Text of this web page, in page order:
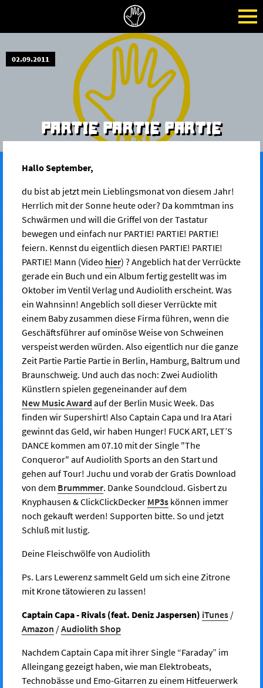
02.09.2011
PARTIE PARTIE PARTIE
Hallo September,
du bist ab jetzt mein Lieblingsmonat von diesem Jahr!
Herrlich mit der Sonne heute oder? Da kommtman ins
Schwärmen und will die Griffel von der Tastatur
bewegen und einfach nur PARTIE! PARTIE! PARTIE!
feiern. Kennst du eigentlich diesen PARTIE! PARTIE!
PARTIE! Mann (Video hier) ? Angeblich hat der Verrückte
gerade ein Buch und ein Album fertig gestellt was im
Oktober im Ventil Verlag und Audiolith erscheint. Was
ein Wahnsinn! Angeblich soll dieser Verrückte mit
einem Baby zusammen diese Firma führen, wenn die
Geschäftsführer auf ominöse Weise von Schweinen
verspeist werden würden. Also eigentlich nur die ganze
Zeit Partie Partie Partie in Berlin, Hamburg, Baltrum und
Braunschweig. Und auch das noch: Zwei Audiolith
Künstlern spielen gegeneinander auf dem
New Music Award auf der Berlin Music Week. Das
finden wir Supershirt! Also Captain Capa und Ira Atari
gewinnt das Geld, wir haben Hunger! FUCK ART, LET’S
DANCE kommen am 07.10 mit der Single "The
Conqueror" auf Audiolith Sports an den Start und
gehen auf Tour! Juchu und vorab der Gratis Download
von dem Brummmer. Danke Soundcloud. Gisbert zu
Knyphausen & ClickClickDecker MP3s können immer
noch gekauft werden! Supporten bitte. So und jetzt
Schluß mit lustig.
Deine Fleischwölfe von Audiolith
Ps. Lars Lewerenz sammelt Geld um sich eine Zitrone
mit Krone tätowieren zu lassen!
Captain Capa - Rivals (feat. Deniz Jaspersen) iTunes /
Amazon /Audiolith Shop
Nachdem Captain Capa mit ihrer Single “Faraday” im
Alleingang gezeigt haben, wie man Elektrobeats,
Technobässe und Emo-Gitarren zu einem Hitfeuerwerk